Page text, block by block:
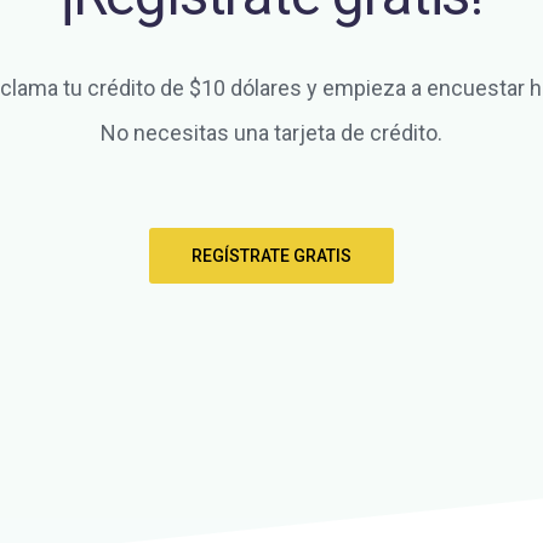
tu crédito de $10 dólares y empieza a encuestar
No necesitas una tarjeta de crédito.
REGÍSTRATE GRATIS